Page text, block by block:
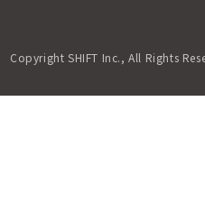
Copyright SHIFT Inc., All Rights